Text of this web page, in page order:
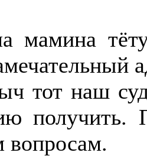
мамина
тот наш
вопросам.